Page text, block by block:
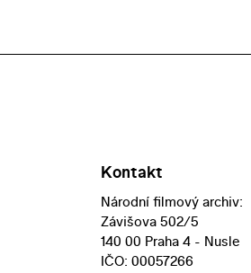
Kontakt
Národní filmový archiv:
Závišova 502/5
140 00 Praha 4 - Nusle
IČO: 00057266